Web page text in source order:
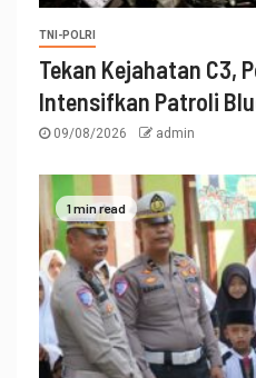
TNI-POLRI
Tekan Kejahatan C3,
Intensifkan Patroli
09/08/2026 admin
1 min read